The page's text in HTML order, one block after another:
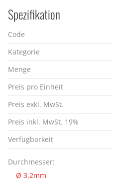
Spezifikation
Code
Kategorie
Menge
Preis pro Einheit
Preis exkl. MwSt.
Preis inkl. MwSt. 19%
Verfügbarkeit
Durchmesser:
Ø 3,2mm